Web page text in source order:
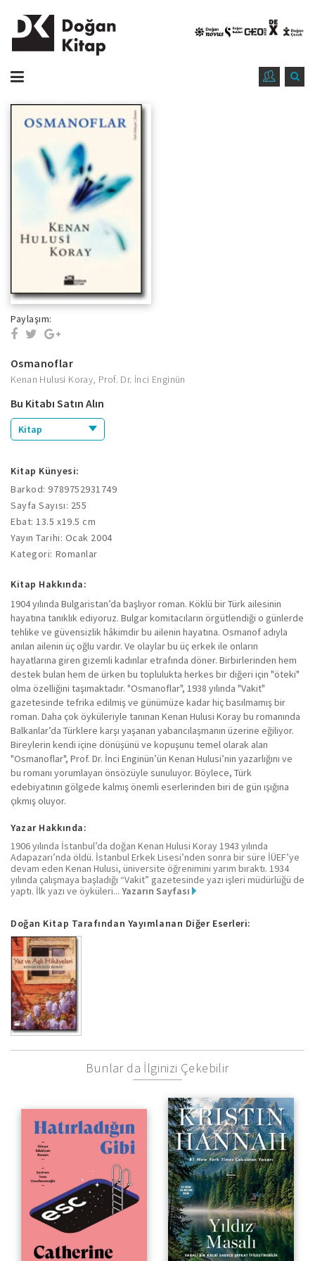
Paylaşım:
Osmanoflar
Kenan Hulusi Koray, Prof. Dr. İnci Enginün
Bu Kitabı Satın Alın
Kitap
Kitap Künyesi:
Barkod: 9789752931749
Sayfa Sayısı: 255
Ebat: 13.5 x19.5 cm
Yayın Tarihi: Ocak 2004
Kategori: Romanlar
Kitap Hakkında:
1904 yılında Bulgaristan’da başlıyor roman. Köklü bir Türk ailesinin
hayatına tanıklık ediyoruz. Bulgar komitacıların örgütlendiği o günlerde
tehlike ve güvensizlik hâkimdir bu ailenin hayatına. Osmanof adıyla
anılan ailenin üç oğlu vardır. Ve olaylar bu üç erkek ile onların
hayatlarına giren gizemli kadınlar etrafında döner. Birbirlerinden hem
destek bulan hem de ürken bu toplulukta herkes bir diğeri için "öteki"
olma özelliğini taşımaktadır. "Osmanoflar", 1938 yılında "Vakit"
gazetesinde tefrika edilmiş ve günümüze kadar hiç basılmamış bir
roman. Daha çok öyküleriyle tanınan Kenan Hulusi Koray bu romanında
Balkanlar’da Türklere karşı yaşanan yabancılaşmanın üzerine eğiliyor.
Bireylerin kendi içine dönüşünü ve kopuşunu temel olarak alan
"Osmanoflar", Prof. Dr. İnci Enginün’ün Kenan Hulusi’nin yazarlığını ve
bu romanı yorumlayan önsözüyle sunuluyor. Böylece, Türk
edebiyatının gölgede kalmış önemli eserlerinden biri de gün ışığına
çıkmış oluyor.
Yazar Hakkında:
1906 yılında İstanbul’da doğan Kenan Hulusi Koray 1943 yılında
Adapazarı’nda öldü. İstanbul Erkek Lisesi’nden sonra bir süre İÜEF’ye
devam eden Kenan Hulusi, üniversite öğrenimini yarım bıraktı. 1934
yılında çalışmaya başladığı “Vakit” gazetesinde yazı işleri müdürlüğü de
yaptı. İlk yazı ve öyküleri... Yazarın Sayfası
Doğan Kitap Tarafından Yayımlanan Diğer Eserleri:
Bunlar da İlginizi Çekebilir